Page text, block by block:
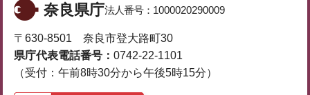
奈良県庁法人番号： 1000020290009
〒630-8501 奈良市登大路町30
県庁代表電話番号： 0742-22-1101
（受付：午前8時30分から午後5時15分）